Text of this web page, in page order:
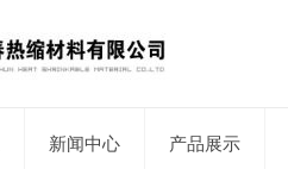
新闻中心 产品展示